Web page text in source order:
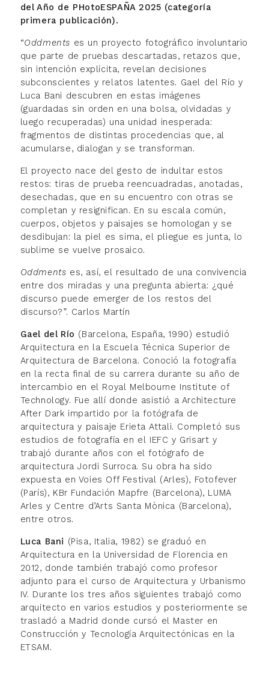
del Año de PHotoESPAÑA 2025 (categoría
primera publicación).
“Oddments es un proyecto fotográfico involuntario
que parte de pruebas descartadas, retazos que,
sin intención explícita, revelan decisiones
subconscientes y relatos latentes. Gael del Río y
Luca Bani descubren en estas imágenes
(guardadas sin orden en una bolsa, olvidadas y
luego recuperadas) una unidad inesperada:
fragmentos de distintas procedencias que, al
acumularse, dialogan y se transforman.
El proyecto nace del gesto de indultar estos
restos: tiras de prueba reencuadradas, anotadas,
desechadas, que en su encuentro con otras se
completan y resignifican. En su escala común,
cuerpos, objetos y paisajes se homologan y se
desdibujan: la piel es sima, el pliegue es junta, lo
sublime se vuelve prosaico.
Oddments es, así, el resultado de una convivencia
entre dos miradas y una pregunta abierta: ¿qué
discurso puede emerger de los restos del
discurso?”. Carlos Martín
Gael del Río (Barcelona, España, 1990) estudió
Arquitectura en la Escuela Técnica Superior de
Arquitectura de Barcelona. Conoció la fotografía
en la recta final de su carrera durante su año de
intercambio en el Royal Melbourne Institute of
Technology. Fue allí donde asistió a Architecture
After Dark impartido por la fotógrafa de
arquitectura y paisaje Erieta Attali. Completó sus
estudios de fotografía en el IEFC y Grisart y
trabajó durante años con el fotógrafo de
arquitectura Jordi Surroca. Su obra ha sido
expuesta en Voies Off Festival (Arles), Fotofever
(París), KBr Fundación Mapfre (Barcelona), LUMA
Arles y Centre d’Arts Santa Mònica (Barcelona),
entre otros.
Luca Bani (Pisa, Italia, 1982) se graduó en
Arquitectura en la Universidad de Florencia en
2012, donde también trabajó como profesor
adjunto para el curso de Arquitectura y Urbanismo
IV. Durante los tres años siguientes trabajó como
arquitecto en varios estudios y posteriormente se
trasladó a Madrid donde cursó el Master en
Construcción y Tecnología Arquitectónicas en la
ETSAM.